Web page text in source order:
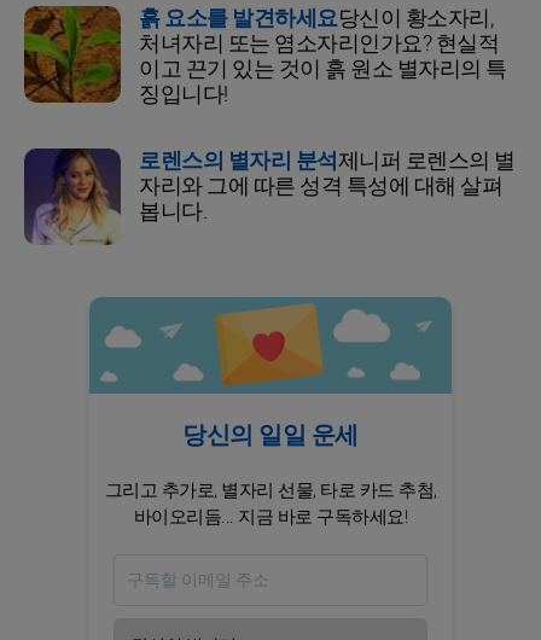
흙 요소를 발견하세요당신이 황소자리,
처녀자리 또는 염소자리인가요? 현실적
이고 끈기 있는 것이 흙 원소 별자리의 특
징입니다!
로렌스의 별자리 분석제니퍼 로렌스의 별
자리와 그에 따른 성격 특성에 대해 살펴
봅니다.
당신의 일일 운세
그리고 추가로, 별자리 선물, 타로 카드 추첨,
바이오리듬... 지금 바로 구독하세요!